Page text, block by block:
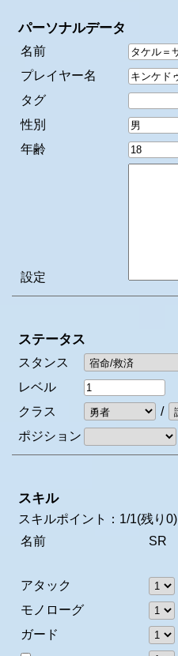
パーソナルデータ
名前
プレイヤー名
タグ
性別
年齢
設定
ステータス
スタンス
レベル
クラス
/
ポジション
スキル
スキルポイント： 1/1(残り0)
名前
SR
アタック
モノローグ
ガード